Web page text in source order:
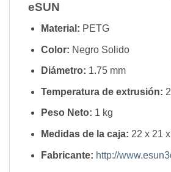
eSUN
Material: PETG
Color: Negro Solido
Diámetro: 1.75 mm
Temperatura de extrusión:
Peso Neto: 1 kg
Medidas de la caja: 22 x 21
Fabricante: http://